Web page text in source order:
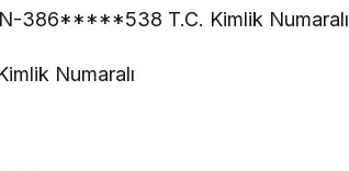
386*****538 T.C. Kimlik Numaralı
Numaralı